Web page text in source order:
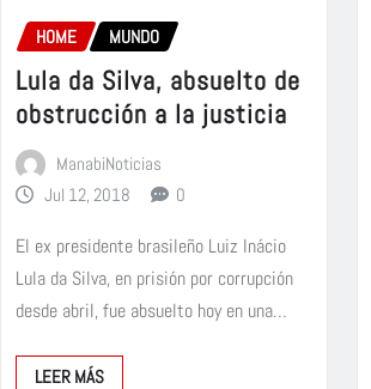
HOME MUNDO
Lula da Silva, absuelto de
obstrucción a la justicia
ManabiNoticias
Jul 12, 2018
0
El ex presidente brasileño Luiz Inácio
Lula da Silva, en prisión por corrupción
desde abril, fue absuelto hoy en una…
LEER MÁS